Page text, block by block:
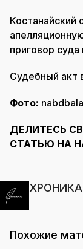
Костанайский
приговор
Судебный акт
Фото:
ДЕЛИТЕСЬ
СТАТЬЮ НА
ХРОНИКА
Похожие